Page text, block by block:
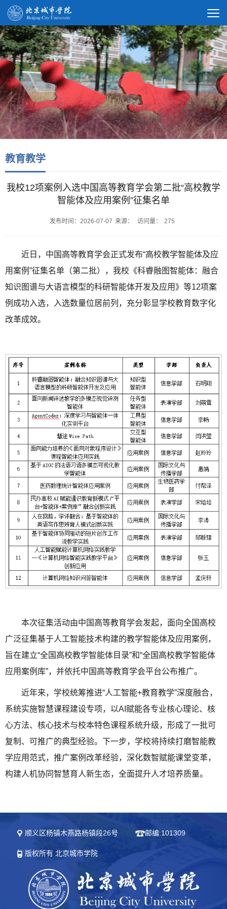
教育教学
我校12项案例入选中国高等教育学会第二批“高校教学
智能体及应用案例”征集名单
发布时间：2026-07-07 来源： 访问量： 275
近日，中国高等教育学会正式发布“高校教学智能体及应
用案例”征集名单（第二批），我校《科睿融图智能体：融合
知识图谱与大语言模型的科研智能体开发及应用》等12项案
例成功入选，入选数量位居前列，充分彰显学校教育数字化
改革成效。
本次征集活动由中国高等教育学会发起，面向全国高校
广泛征集基于人工智能技术构建的教学智能体及应用案例，
旨在建立“全国高校教学智能体目录”和“全国高校教学智能体
应用案例库”，并依托中国高等教育学会平台公布推广。
近年来，学校统筹推进“人工智能+教育教学”深度融合，
系统实施智慧课程建设专项，以AI赋能各专业核心理论、核
心方法、核心技术与校本特色课程系统升级，形成了一批可
复制、可推广的典型经验。下一步，学校将持续打磨智能教
学应用范式，推广案例改革经验，深化数智赋能课堂变革，
构建人机协同智慧育人新生态，全面提升人才培养质量。
顺义区杨镇木燕路杨镇段26号 邮编:101309
版权所有 北京城市学院